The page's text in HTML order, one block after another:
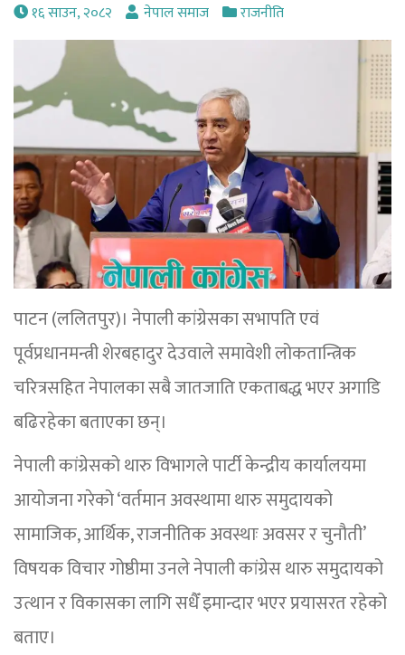
१६ साउन, २०८२ नेपाल समाज राजनीति
पाटन (ललितपुर)। नेपाली कांग्रेसका सभापति एवं
पूर्वप्रधानमन्त्री शेरबहादुर देउवाले समावेशी लोकतान्त्रिक
चरित्रसहित नेपालका सबै जातजाति एकताबद्ध भएर अगाडि
बढिरहेका बताएका छन्।
नेपाली कांग्रेसको थारु विभागले पार्टी केन्द्रीय कार्यालयमा
आयोजना गरेको ‘वर्तमान अवस्थामा थारु समुदायको
सामाजिक, आर्थिक, राजनीतिक अवस्थाः अवसर र चुनौती’
विषयक विचार गोष्ठीमा उनले नेपाली कांग्रेस थारु समुदायको
उत्थान र विकासका लागि सधैँ इमान्दार भएर प्रयासरत रहेको
बताए।